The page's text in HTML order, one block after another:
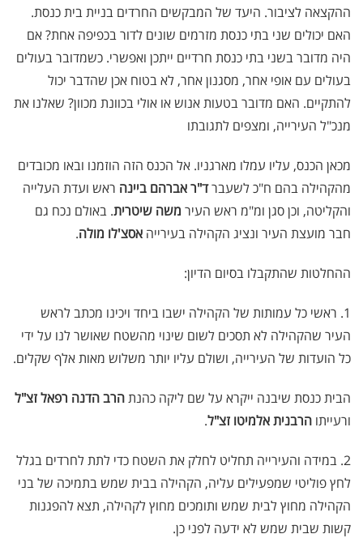
ההקצאה לציבור. היעד של המבקשים החרדים בניית בית כנסת.
האם יכולים שני בתי כנסת מזרמים שונים לדור בכפיפה אחת? אם
היה מדובר בשני בתי כנסת חרדיים ייתכן ואפשרי. כשמדובר בעולים
בעולים עם אופי אחר, מסגנון אחר, לא בטוח אכן שהדבר יכול
להתקיים. האם מדובר בטעות אנוש או אולי בכוונת מכוון? שאלנו את
מנכ"ל העירייה, ומצפים לתגובתו
מכאן הכנס, עליו עמלו מארגניו. אל הכנס הזה הוזמנו ובאו מכובדים
מהקהילה בהם ח"כ לשעברד"ר אברהם ביינה ראש ועדת העלייה
והקליטה, וכן סגן ומ"מ ראש העיר משה שיטרית. באולם נכח גם
חבר מועצת העיר ונציג הקהילה בעירייה אסצ'לו מולה.
ההחלטות שהתקבלו בסיום הדיון:
1. ראשי כל עמותות של הקהילה ישבו ביחד ויכינו מכתב לראש
העיר שהקהילה לא תסכים לשום שינוי מהשטח שאושר לנו על ידי
כל הועדות של העירייה, ושולם עליו יותר משלוש מאות אלף שקלים.
הבית כנסת שיבנה ייקרא על שם ליקה כהנתהרב הדנה רפאל זצ"ל
ורעייתו הרבנית אלמיטו זצ"ל.
2. במידה והעירייה תחליט לחלק את השטח כדי לתת לחרדים בגלל
לחץ פוליטי שמפעילים עליה, הקהילה בבית שמש בתמיכה של בני
הקהילה מחוץ לבית שמש ותומכים מחוץ לקהילה, תצא להפגנות
קשות שבית שמש לא ידעה לפני כן.